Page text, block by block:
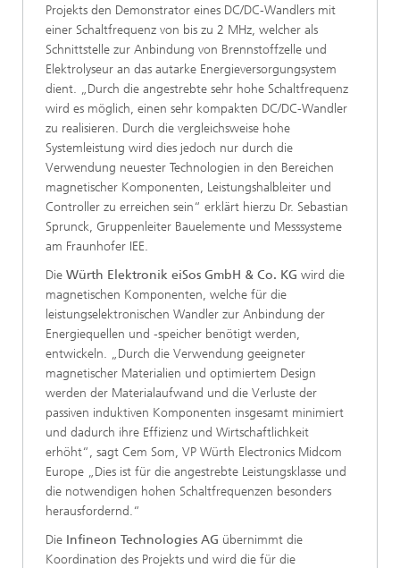
Projekts den Demonstrator eines DC/DC-Wandlers mit
einer Schaltfrequenz von bis zu 2 MHz, welcher als
Schnittstelle zur Anbindung von Brennstoffzelle und
Elektrolyseur an das autarke Energieversorgungsystem
dient. „Durch die angestrebte sehr hohe Schaltfrequenz
wird es möglich, einen sehr kompakten DC/DC-Wandler
zu realisieren. Durch die vergleichsweise hohe
Systemleistung wird dies jedoch nur durch die
Verwendung neuester Technologien in den Bereichen
magnetischer Komponenten, Leistungshalbleiter und
Controller zu erreichen sein“ erklärt hierzu Dr. Sebastian
Sprunck, Gruppenleiter Bauelemente und Messsysteme
am Fraunhofer IEE.
Die Würth Elektronik eiSos GmbH & Co. KG wird die
magnetischen Komponenten, welche für die
leistungselektronischen Wandler zur Anbindung der
Energiequellen und ‑speicher benötigt werden,
entwickeln. „Durch die Verwendung geeigneter
magnetischer Materialien und optimiertem Design
werden der Materialaufwand und die Verluste der
passiven induktiven Komponenten insgesamt minimiert
und dadurch ihre Effizienz und Wirtschaftlichkeit
erhöht“, sagt Cem Som, VP Würth Electronics Midcom
Europe „Dies ist für die angestrebte Leistungsklasse und
die notwendigen hohen Schaltfrequenzen besonders
herausfordernd.“
Die Infineon Technologies AG übernimmt die
Koordination des Projekts und wird die für die